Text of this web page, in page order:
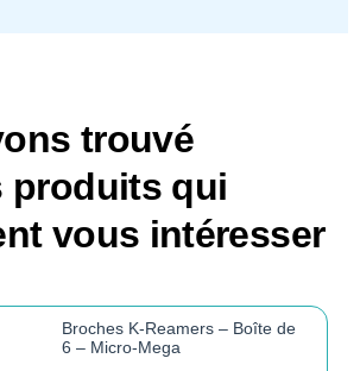
trouvé
produits qui
vous intéresser
Broches K-Reamers – Boîte de
6 – Micro-Mega